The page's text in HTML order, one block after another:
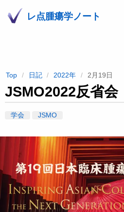
レ点腫瘍学ノート
Top 日記 2022年 2月19日
JSMO2022反省会
学会 JSMO